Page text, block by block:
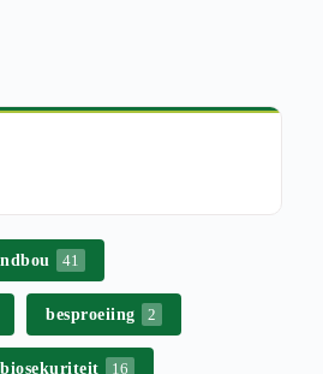
41
besproeiing 2
biosekuriteit 16